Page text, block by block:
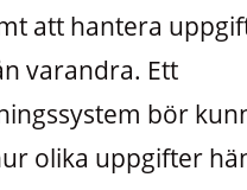
att hantera
varandra. Ett
bör
olika uppgifter